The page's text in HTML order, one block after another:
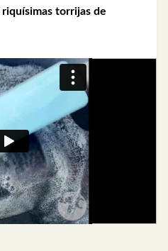
riquísimas torrijas de